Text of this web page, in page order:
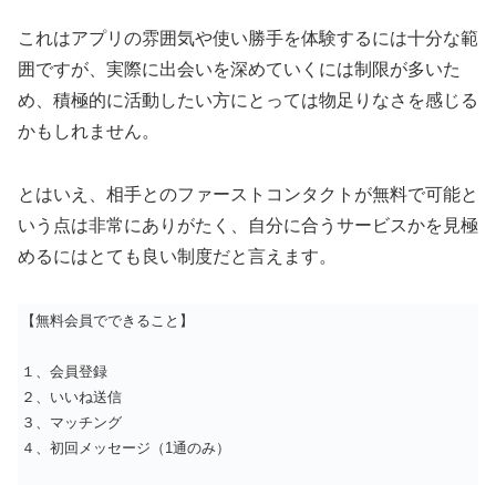
これはアプリの雰囲気や使い勝手を体験するには十分な範
囲ですが、実際に出会いを深めていくには制限が多いた
め、積極的に活動したい方にとっては物足りなさを感じる
かもしれません。
とはいえ、相手とのファーストコンタクトが無料で可能と
いう点は非常にありがたく、自分に合うサービスかを見極
めるにはとても良い制度だと言えます。
【無料会員でできること】
１、会員登録
２、いいね送信
３、マッチング
４、初回メッセージ（1通のみ）